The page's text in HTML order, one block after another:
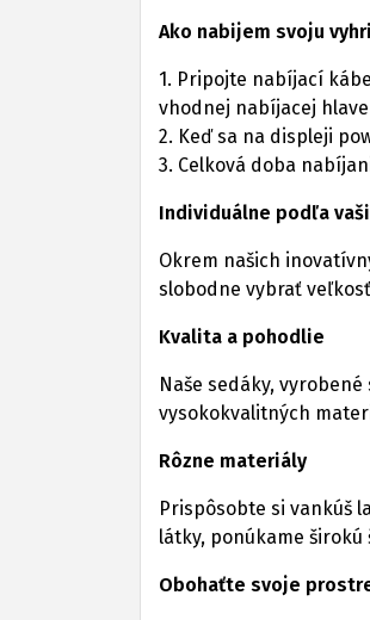
Ako nabijem svoju
1. Pripojte nabíjací
vhodnej nabíjacej hlave
2. Keď sa na displeji
3. Celková doba
Individuálne podľa
Okrem našich
slobodne vybrať
Kvalita a pohodlie
Naše sedáky,
vysokokvalitných
Rôzne materiály
Prispôsobte si vankúš
látky, ponúkame
Obohaťte svoje